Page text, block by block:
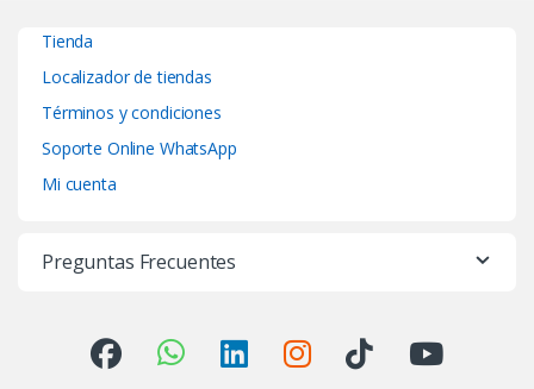
Tienda
Localizador de tiendas
Términos y condiciones
Soporte Online WhatsApp
Mi cuenta
Preguntas Frecuentes